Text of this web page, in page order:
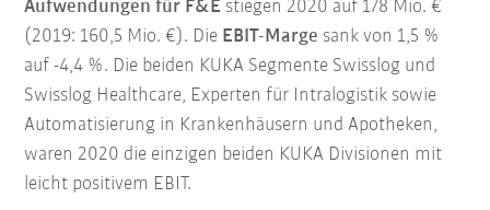
Aufwendungen für F&E stiegen 2020 auf 178 Mio. €
(2019: 160,5 Mio. €). Die EBIT-Marge sank von 1,5 %
auf -4,4 %. Die beiden KUKA Segmente Swisslog und
Swisslog Healthcare, Experten für Intralogistik sowie
Automatisierung in Krankenhäusern und Apotheken,
waren 2020 die einzigen beiden KUKA Divisionen mit
leicht positivem EBIT.